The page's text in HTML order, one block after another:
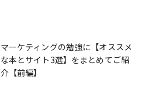
マーケティングの勉強に【オススメ
な本とサイト3選】をまとめてご紹
介【前編】